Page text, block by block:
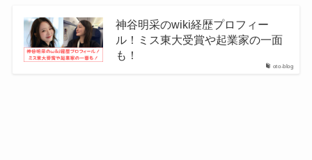
oto-blog
神谷明采のwiki経歴プロフィー
ル！ミス東大受賞や起業家の一面
も！